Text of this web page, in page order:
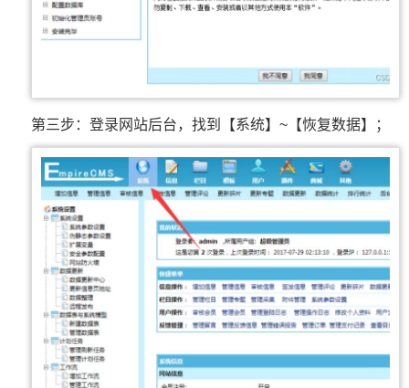
第三步：登录网站后台，找到【系统】~【恢复数据】；